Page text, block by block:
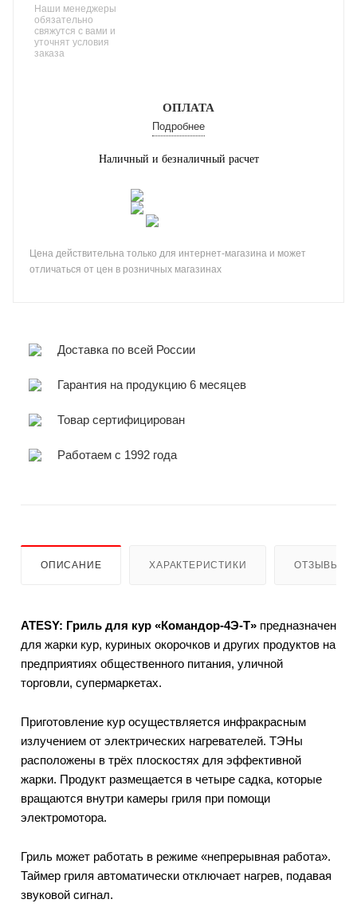
Наши менеджеры
обязательно
свяжутся с вами и
уточнят условия
заказа
ОПЛАТА
Подробнее
Наличный и безналичный расчет
Цена действительна только для интернет-магазина и может
отличаться от цен в розничных магазинах
Доставка по всей России
Гарантия на продукцию 6 месяцев
Товар сертифицирован
Работаем с 1992 года
ОПИСАНИЕ ХАРАКТЕРИСТИКИ ОТЗЫВЫ
ATESY: Гриль для кур «Командор-4Э-Т» предназначен
для жарки кур, куриных окорочков и других продуктов на
предприятиях общественного питания, уличной
торговли, супермаркетах.
Приготовление кур осуществляется инфракрасным
излучением от электрических нагревателей. ТЭНы
расположены в трёх плоскостях для эффективной
жарки. Продукт размещается в четыре садка, которые
вращаются внутри камеры гриля при помощи
электромотора.
Гриль может работать в режиме «непрерывная работа».
Таймер гриля автоматически отключает нагрев, подавая
звуковой сигнал.